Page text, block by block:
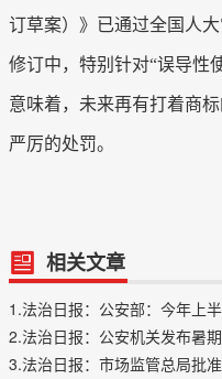
订草案）》已通过全国人
修订中，特别针对“误导性
意味着，未来再有打着商
严厉的处罚。
相关文章